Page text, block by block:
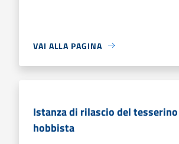
VAI ALLA PAGINA
Istanza di rilascio del
hobbista